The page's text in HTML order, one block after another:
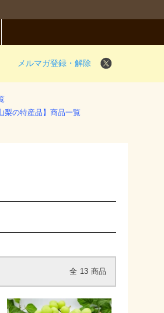
メルマガ登録・解除
梨の特産品】商品一覧
全 13 商品